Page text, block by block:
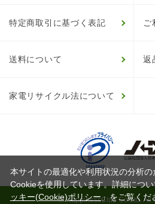
特定商取引に基づく表記 ご
送料について 返
家電リサイクル法について
© HappinessClub Co.Ltd. All
本サイトの最適化や利用状況の分析の
Cookieを使用しています。詳細につ
ッキー(Cookie)ポリシー」をご覧くだ